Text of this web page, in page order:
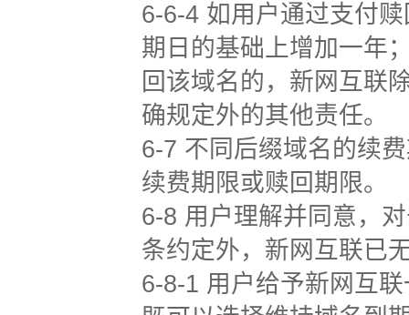
6-6-4 如用户通过支付
期日的基础上增加一年
回该域名的，新网互联
确规定外的其他责任。
6-7 不同后缀域名的续
续费期限或赎回期限。
6-8 用户理解并同意，
条约定外，新网互联已
6-8-1 用户给予新网互